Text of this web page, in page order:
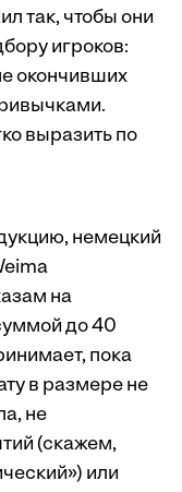
так, чтобы они
игроков:
окончивших
выразить по
немецкий
на
до 40
пока
в размере не
не
(скажем,
или